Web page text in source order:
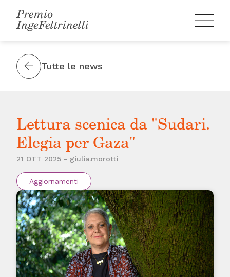
content
Tutte le news
Lettura scenica da "Sudari.
Elegia per Gaza"
21 OTT 2025 - giulia.morotti
Aggiornamenti